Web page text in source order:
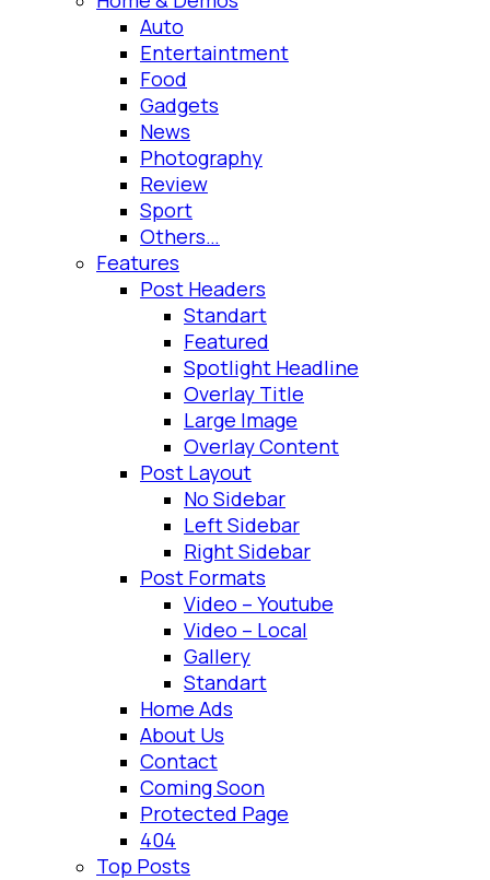
Auto
Entertaintment
Food
Gadgets
News
Photography
Review
Sport
Others…
Features
Post Headers
Standart
Featured
Spotlight Headline
Overlay Title
Large Image
Overlay Content
Post Layout
No Sidebar
Left Sidebar
Right Sidebar
Post Formats
Video – Youtube
Video – Local
Gallery
Standart
Home Ads
About Us
Contact
Coming Soon
Protected Page
404
Top Posts